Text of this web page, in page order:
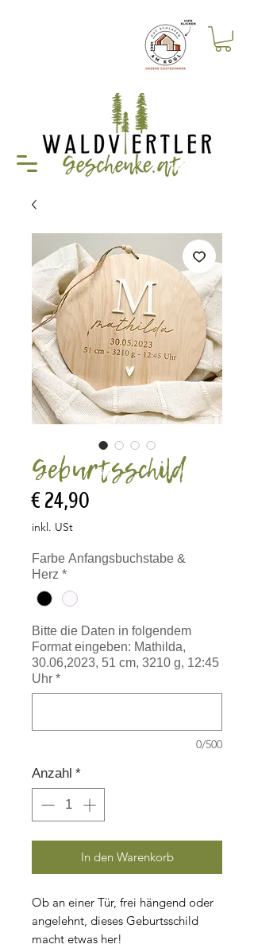
Geburtsschild
€ 24,90
inkl. USt
Farbe Anfangsbuchstabe &
Herz *
Bitte die Daten in folgendem
Format eingeben: Mathilda,
30.06,2023, 51 cm, 3210 g, 12:45
Uhr *
0/500
Anzahl *
In den Warenkorb
Ob an einer Tür, frei hängend oder
angelehnt, dieses Geburtsschild
macht etwas her!